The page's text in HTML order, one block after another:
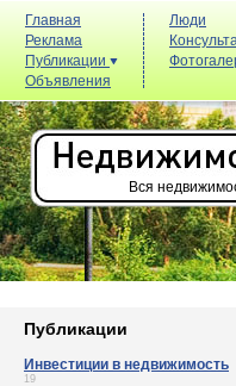
Главная
Реклама
Публикации
Объявления
Люди
Вся
Публикации
Инвестиции в недвижимость
19